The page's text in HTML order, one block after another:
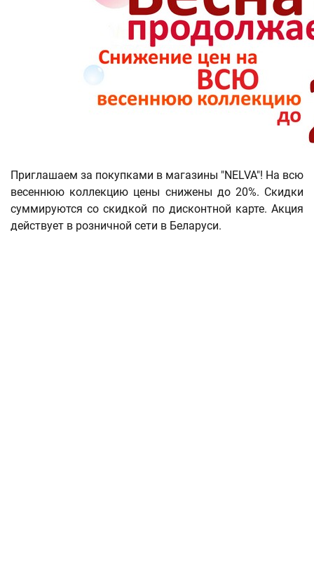
Приглашаем за покупками в магазины "NELVA"! На всю
весеннюю коллекцию цены снижены до 20%. Скидки
суммируются со скидкой по дисконтной карте. Акция
действует в розничной сети в Беларуси.